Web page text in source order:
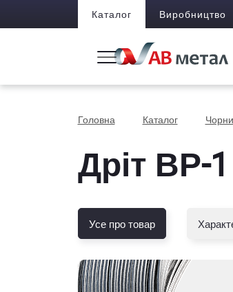
Каталог Виробництво
Головна Каталог
Дріт ВР-
Усе про товар